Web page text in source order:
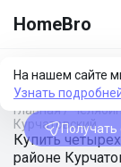
HomeBro
На нашем сайте
Узнать
Главная/
Курчатовский
Купить
районе